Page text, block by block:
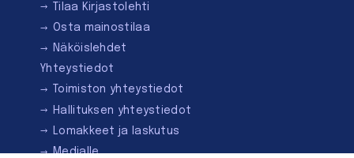
Tilaa Kirjastolehti
Osta mainostilaa
Näköislehdet
Yhteystiedot
Toimiston yhteystiedot
Hallituksen yhteystiedot
Lomakkeet ja laskutus
Medialle